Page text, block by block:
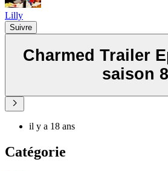
Lilly
Suivre
Charmed Trailer
saison 8
il y a 18 ans
Catégorie